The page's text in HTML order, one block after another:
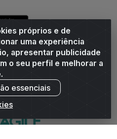
próprios e de
uma experiência
apresentar publicidade
o seu perfil e melhorar a
essenciais
110, n° 1401 - Sitio Moco,
- CNPJ 10.667.481/0001-47